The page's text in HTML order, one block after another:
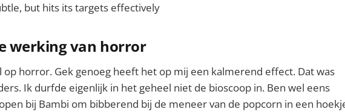
but hits its targets effectively
werking van horror
op horror. Gek genoeg heeft het op mij een kalmerend effect. Dat was
Ik durfde eigenlijk in het geheel niet de bioscoop in. Ben wel eens
bij Bambi om bibberend bij de meneer van de popcorn in een